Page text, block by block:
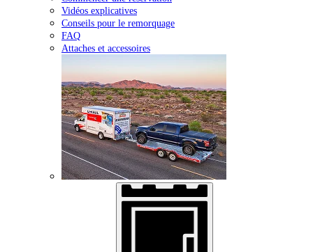
Vidéos explicatives
Conseils pour le remorquage
FAQ
Attaches et accessoires